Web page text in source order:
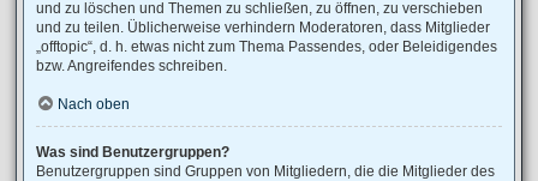
und zu löschen und Themen zu schließen, zu öffnen, zu verschieben
und zu teilen. Üblicherweise verhindern Moderatoren, dass Mitglieder
„offtopic“, d. h. etwas nicht zum Thema Passendes, oder Beleidigendes
bzw. Angreifendes schreiben.
Nach oben
Was sind Benutzergruppen?
Benutzergruppen sind Gruppen von Mitgliedern, die die Mitglieder des